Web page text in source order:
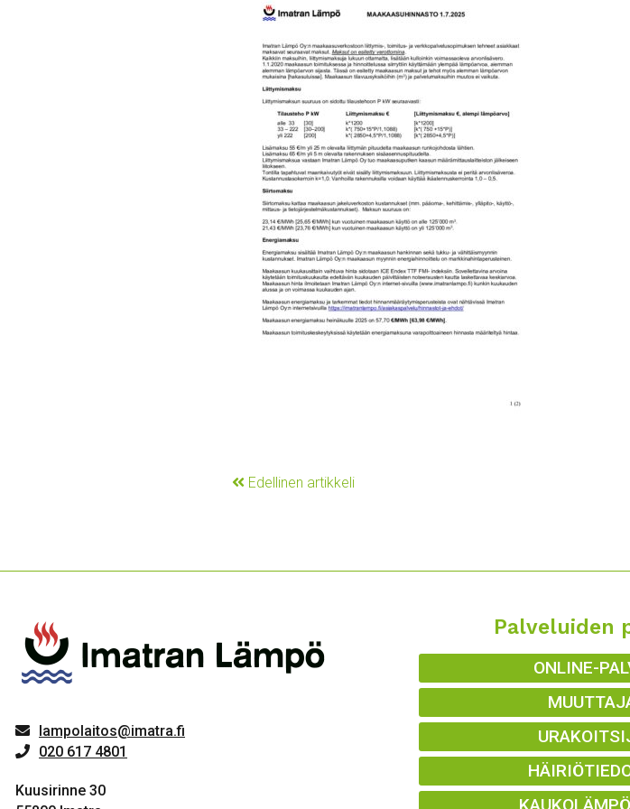
Edellinen artikkeli
lampolaitos@imatra.fi
020 617 4801
Kuusirinne 30
Palveluiden
ONLINE-